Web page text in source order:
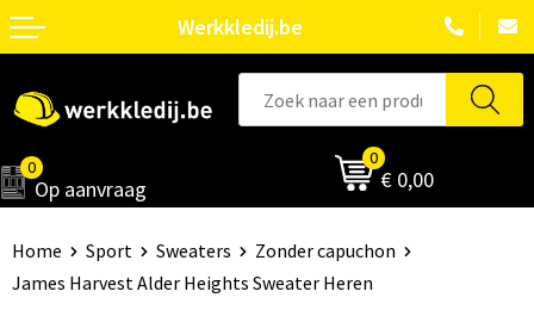
Werkkledij.be
0
Op aanvraag
0
€ 0,00
Home Sport Sweaters
Zonder capuchon
James Harvest Alder Heights Sweater Heren